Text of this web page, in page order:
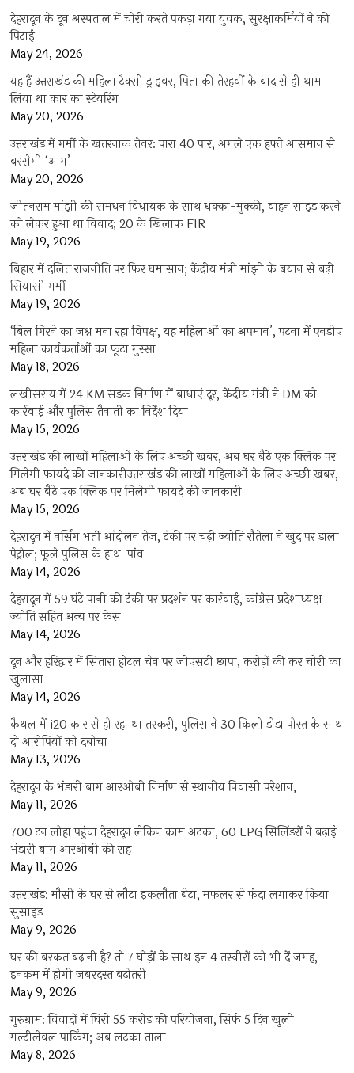
देहरादून के दून अस्पताल में चोरी करते पकड़ा गया युवक, सुरक्षाकर्मियों ने की
पिटाई
May 24, 2026
यह हैं उत्तराखंड की महिला टैक्सी ड्राइवर, पिता की तेरहवीं के बाद से ही थाम
लिया था कार का स्टेयरिंग
May 20, 2026
उत्तराखंड में गर्मी के खतरनाक तेवर: पारा 40 पार, अगले एक हफ्ते आसमान से
बरसेगी ‘आग’
May 20, 2026
जीतनराम मांझी की समधन विधायक के साथ धक्का-मुक्की, वाहन साइड करने
को लेकर हुआ था विवाद; 20 के खिलाफ FIR
May 19, 2026
बिहार में दलित राजनीति पर फिर घमासान; केंद्रीय मंत्री मांझी के बयान से बढ़ी
सियासी गर्मी
May 19, 2026
‘बिल गिरने का जश्न मना रहा विपक्ष, यह महिलाओं का अपमान’, पटना में एनडीए
महिला कार्यकर्ताओं का फूटा गुस्सा
May 18, 2026
लखीसराय में 24 KM सड़क निर्माण में बाधाएं दूर, केंद्रीय मंत्री ने DM को
कार्रवाई और पुलिस तैनाती का निर्देश दिया
May 15, 2026
उत्तराखंड की लाखों महिलाओं के लिए अच्छी खबर, अब घर बैठे एक क्लिक पर
मिलेगी फायदे की जानकारीउत्तराखंड की लाखों महिलाओं के लिए अच्छी खबर,
अब घर बैठे एक क्लिक पर मिलेगी फायदे की जानकारी
May 15, 2026
देहरादून में नर्सिंग भर्ती आंदोलन तेज, टंकी पर चढ़ी ज्योति रौतेला ने खुद पर डाला
पेट्रोल; फूले पुलिस के हाथ-पांव
May 14, 2026
देहरादून में 59 घंटे पानी की टंकी पर प्रदर्शन पर कार्रवाई, कांग्रेस प्रदेशाध्यक्ष
ज्योति सहित अन्य पर केस
May 14, 2026
दून और हरिद्वार में सितारा होटल चेन पर जीएसटी छापा, करोड़ों की कर चोरी का
खुलासा
May 14, 2026
कैथल में i20 कार से हो रहा था तस्करी, पुलिस ने 30 किलो डोडा पोस्त के साथ
दो आरोपियों को दबोचा
May 13, 2026
देहरादून के भंडारी बाग आरओबी निर्माण से स्थानीय निवासी परेशान,
May 11, 2026
700 टन लोहा पहुंचा देहरादून लेकिन काम अटका, 60 LPG सिलिंडरों ने बढ़ाई
भंडारी बाग आरओबी की राह
May 11, 2026
उत्तराखंड: मौसी के घर से लौटा इकलौता बेटा, मफलर से फंदा लगाकर किया
सुसाइड
May 9, 2026
घर की बरकत बढ़ानी है? तो 7 घोड़ों के साथ इन 4 तस्वीरों को भी दें जगह,
इनकम में होगी जबरदस्त बढ़ोतरी
May 9, 2026
गुरुग्राम: विवादों में घिरी 55 करोड़ की परियोजना, सिर्फ 5 दिन खुली
मल्टीलेवल पार्किंग; अब लटका ताला
May 8, 2026